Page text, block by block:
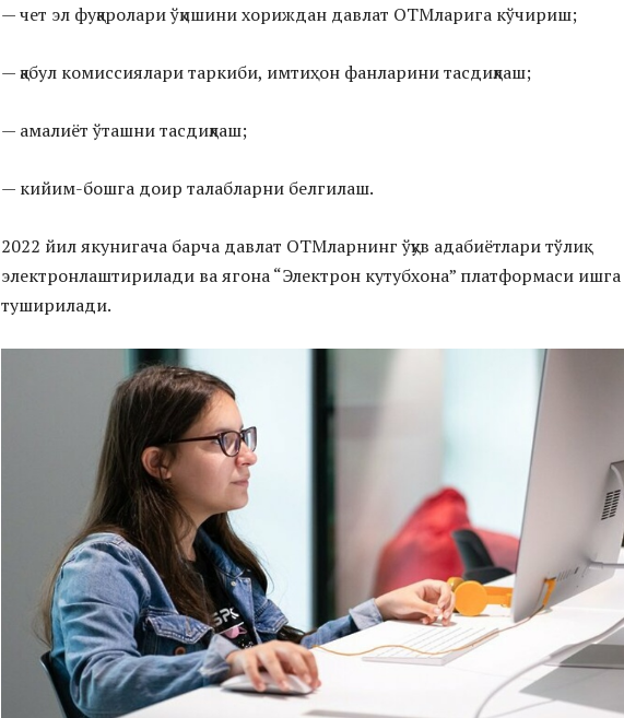
— чет эл фуқаролари ўқишини хориждан давлат ОТМларига кўчириш;
— қабул комиссиялари таркиби, имтиҳон фанларини тасдиқлаш;
— амалиёт ўташни тасдиқлаш;
— кийим-бошга доир талабларни белгилаш.
2022 йил якунигача барча давлат ОТМларнинг ўқув адабиётлари тўлиқ
электронлаштирилади ва ягона “Электрон кутубхона” платформаси ишга
туширилади.